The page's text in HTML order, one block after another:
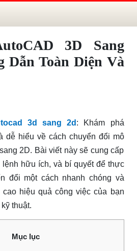
3D Sang
Dẫn Toàn Diện Và
3d sang 2d : Khám phá
dễ hiểu về cách chuyển đổi mô
2D. Bài viết này sẽ cung cấp
lệnh hữu ích, và bí quyết để thực
đổi một cách nhanh chóng và
hiệu quả công việc của bạn
thuật.
Mục lục